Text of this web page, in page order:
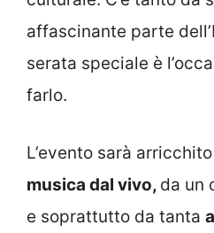
affascinante parte
serata speciale è
farlo.
L’evento sarà
musica dal vivo, da un
e soprattutto da tanta